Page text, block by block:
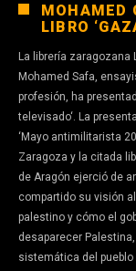
MOHAMED
LIBRO
La librería zaragozana
Mohamed Safa,
profesión, ha
televisado‘. La
‘Mayo antimilitarista
Zaragoza y la citada
de Aragón ejerció de
compartido su visión
palestino y cómo el
desaparecer
sistemática del pueblo